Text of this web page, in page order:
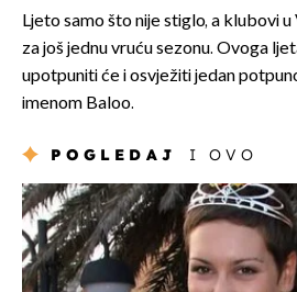
Ljeto samo što nije stiglo, a klubovi
za još jednu vruću sezonu. Ovoga
upotpuniti će i osvježiti jedan
imenom Baloo.
POGLEDAJ I OVO